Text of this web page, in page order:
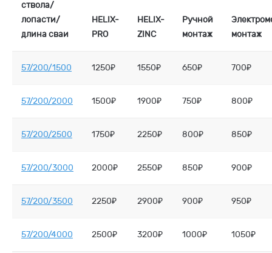
ствола/
лопасти/
длина сваи
HELIX-
PRO
HELIX-
ZINC
Ручной
монтаж
монтаж
57/200/1500 1250₽ 1550₽ 650₽ 700₽
57/200/2000 1500₽ 1900₽ 750₽ 800₽
57/200/2500 1750₽ 2250₽ 800₽ 850₽
57/200/3000 2000₽ 2550₽ 850₽ 900₽
57/200/3500 2250₽ 2900₽ 900₽ 950₽
57/200/4000 2500₽ 3200₽ 1000₽ 1050₽